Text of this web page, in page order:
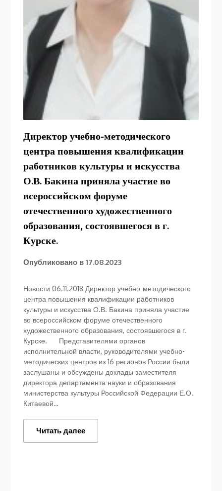
Директор учебно-методического
центра повышения квалификации
работников культуры и искусства
О.В. Бакина приняла участие во
всероссийском форуме
отечественного художественного
образования, состоявшегося в г.
Курске.
Опубликовано в17.08.2023
Новости 06.11.2018 Директор учебно-методического
центра повышения квалификации работников
культуры и искусства О.В. Бакина приняла участие
во всероссийском форуме отечественного
художественного образования, состоявшегося в г.
Курске. Представителями органов
исполнительной власти, руководителями учебно-
методических центров из 16 регионов России были
заслушаны и обсуждены доклады заместителя
директора департамента науки и образования
министерства культуры Российской Федерации Е.О.
Китаевой…
Читать далее